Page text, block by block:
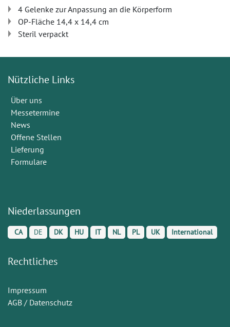
4 Gelenke zur Anpassung an die Körperform
OP-Fläche 14,4 x 14,4 cm
Steril verpackt
Nützliche Links
Über uns
Messetermine
News
Offene Stellen
Lieferung
Formulare
Niederlassungen
CA DE DK HU IT NL PL UK International
Rechtliches
Impressum
AGB / Datenschutz